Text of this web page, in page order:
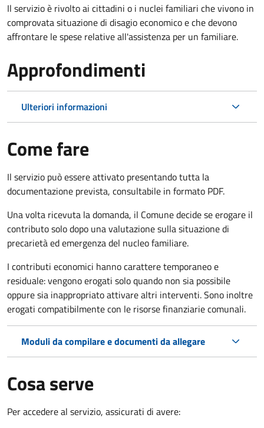
Il servizio è rivolto ai cittadini o i nuclei familiari che vivono in
comprovata situazione di disagio economico e che devono
affrontare le spese relative all'assistenza per un familiare.
Approfondimenti
Ulteriori informazioni
Come fare
Il servizio può essere attivato presentando tutta la
documentazione prevista, consultabile in formato PDF.
Una volta ricevuta la domanda, il Comune decide se erogare il
contributo solo dopo una valutazione sulla situazione di
precarietà ed emergenza del nucleo familiare.
I contributi economici hanno carattere temporaneo e
residuale: vengono erogati solo quando non sia possibile
oppure sia inappropriato attivare altri interventi. Sono inoltre
erogati compatibilmente con le risorse finanziarie comunali.
Moduli da compilare e documenti da allegare
Cosa serve
Per accedere al servizio, assicurati di avere: